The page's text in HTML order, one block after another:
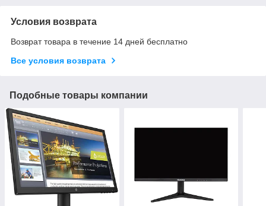
Условия возврата
Возврат товара в течение 14 дней бесплатно
Все условия возврата
Подобные товары компании